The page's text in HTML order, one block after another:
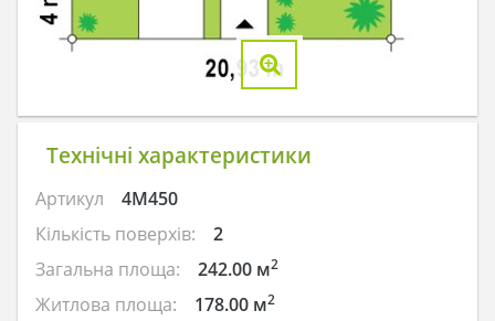
Технічні характеристики
Артикул
4M450
Кількість поверхів:
2
Загальна площа:
242.00 м2
Житлова площа: 178.00 м2